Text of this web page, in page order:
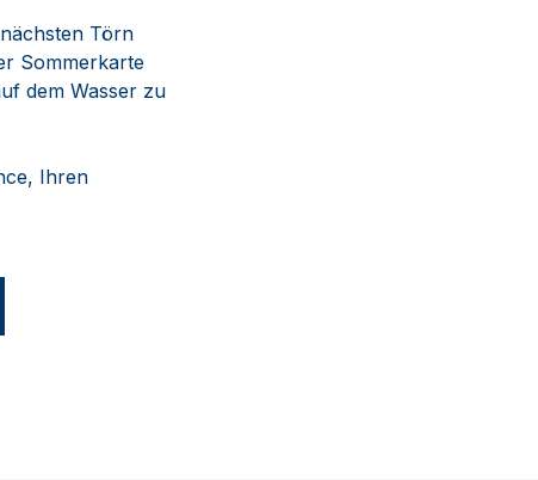
Törn
Sommerkarte
dem Wasser zu
Ihren